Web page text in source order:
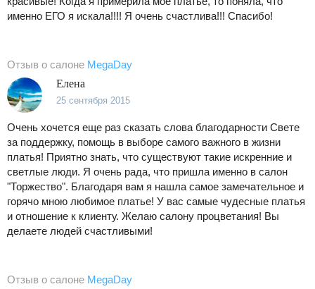
именно ЕГО я искала!!!! Я очень счастлива!!! Спасибо!
Отзыв о салоне MegaDay
Елена
25 сентября 2015
Очень хочется еще раз сказать слова благодарности Свете
за поддержку, помощь в выборе самого важного в жизни
платья! Приятно знать, что существуют такие искренние и
светлые люди. Я очень рада, что пришла именно в салон
"Торжество". Благодаря вам я нашла самое замечательное и
горячо мною любимое платье! У вас самые чудесные платья
и отношение к клиенту. Желаю салону процветания! Вы
делаете людей счастливыми!
Отзыв о салоне MegaDay